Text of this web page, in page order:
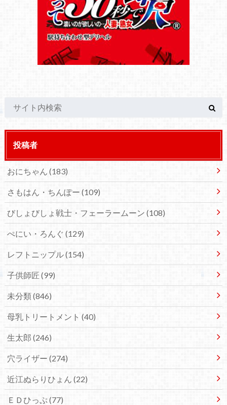
投稿者
おにちゃん (183)
さもはん・ちんぽー (109)
びしょびしょ戦士・フェーラームーン (108)
ぺにい・ろんぐ (129)
レフトニップル(154)
子供師匠 (99)
未分類(846)
母乳トリートメント (40)
生太郎 (246)
穴ライザー (274)
近江ぬらりひょん (22)
ＥＤひっぷ(77)